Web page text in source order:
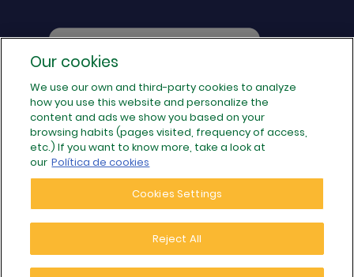
SÍGUENOS EN REDES
© 2026 Populoos · Tu operador de internet local de
Our cookies
We use our own and third-party cookies to analyze
how you use this website and personalize the
content and ads we show you based on your
browsing habits (pages visited, frequency of access,
etc.) If you want to know more, take a look at
our Política de cookies
Cookies Settings
Reject All